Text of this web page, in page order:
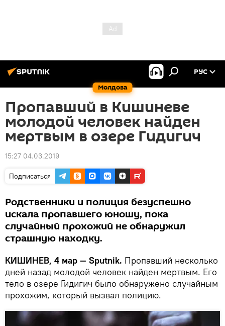
Молдова
РУС
Пропавший в Кишиневе
молодой человек найден
мертвым в озере Гидигич
15:27 04.03.2019
Подписаться
Родственники и полиция безуспешно
искала пропавшего юношу, пока
случайный прохожий не обнаружил
страшную находку.
КИШИНЕВ, 4 мар — Sputnik. Пропавший несколько
дней назад молодой человек найден мертвым. Его
тело в озере Гидигич было обнаружено случайным
прохожим, который вызвал полицию.